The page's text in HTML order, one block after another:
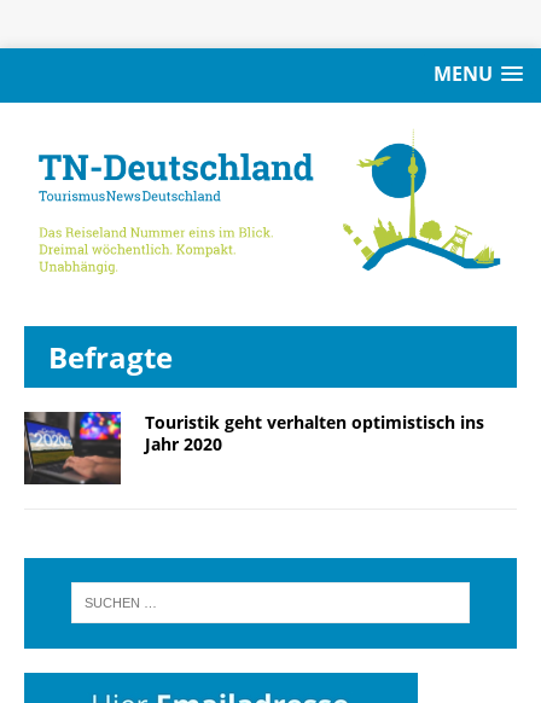
MENU
Befragte
Touristik geht verhalten optimistisch ins
Jahr 2020